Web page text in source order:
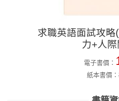
求職英語面試攻略
力+人際
電子書價：
紙本書價：